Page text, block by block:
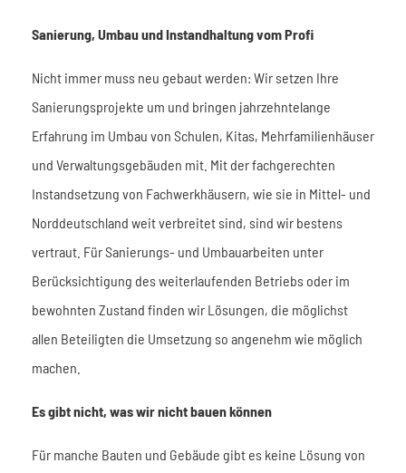
Sanierung, Umbau und Instandhaltung vom Profi
Nicht immer muss neu gebaut werden: Wir setzen Ihre
Sanierungsprojekte um und bringen jahrzehntelange
Erfahrung im Umbau von Schulen, Kitas, Mehrfamilienhäuser
und Verwaltungsgebäuden mit. Mit der fachgerechten
Instandsetzung von Fachwerkhäusern, wie sie in Mittel- und
Norddeutschland weit verbreitet sind, sind wir bestens
vertraut. Für Sanierungs- und Umbauarbeiten unter
Berücksichtigung des weiterlaufenden Betriebs oder im
bewohnten Zustand finden wir Lösungen, die möglichst
allen Beteiligten die Umsetzung so angenehm wie möglich
machen.
Es gibt nicht, was wir nicht bauen können
Für manche Bauten und Gebäude gibt es keine Lösung von